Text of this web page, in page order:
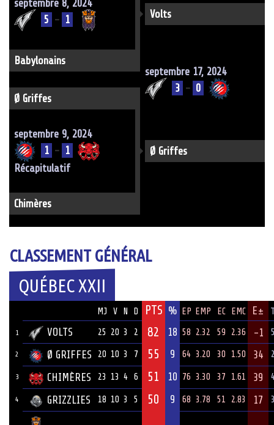
septembre 8, 2024
5 - 1 Volts
septembre 17, 2024
3 - 0
Babylonains
Ø Griffes
septembre 9, 2024
1 - 1
Récapitulatif
Ø Griffes
Chimères
CLASSEMENT GÉNÉRAL
QUÉBEC XXII
MJ V N D PTS % EP EMP EC EMC E±
1 VOLTS 25 20 3 2 82 18 58 2.32 59 2.36 -1
2 Ø GRIFFES 20 10 3 7 55 9 64 3.20 30 1.50 34
3 CHIMÈRES 23 13 4 6 51 10 76 3.30 37 1.61 39
4 GRIZZLIES 18 10 3 5 50 9 68 3.78 51 2.83 17